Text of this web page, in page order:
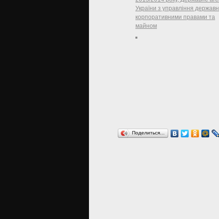
України з управління
корпоративними правами та
майном
Поделиться…